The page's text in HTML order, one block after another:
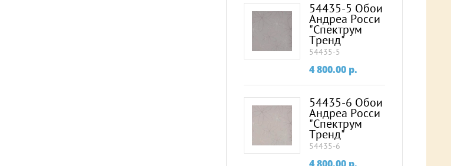
54435-5 Обои
Андреа Росси
"Спектрум
Тренд"
54435-5
4 800.00 p.
54435-6 Обои
Андреа Росси
"Спектрум
Тренд"
54435-6